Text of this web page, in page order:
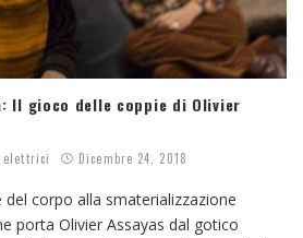
Il gioco delle coppie di Olivier
elettrici Dicembre 24, 2018
corpo alla smaterializzazione
porta Olivier Assayas dal gotico